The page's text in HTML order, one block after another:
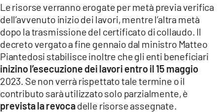
App
ANDROID
APPLE
Le risorse verranno erogate per metà previa verifica
dell’avvenuto inizio dei lavori, mentre l’altra metà
dopo la trasmissione del certificato di collaudo. Il
decreto vergato a fine gennaio dal ministro Matteo
Piantedosi stabilisce inoltre che gli enti beneficiari
inizino l’esecuzione dei lavori entro il 15 maggio
2023. Se non verrà rispettato tale termine o il
contributo sarà utilizzato solo parzialmente, è
prevista la revocadelle risorse assegnate.